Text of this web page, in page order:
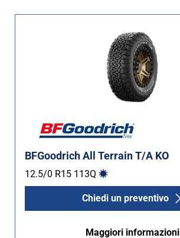
4X4 (1)
Furgone (0)
Camper (0)
Run flat
Runflat (0)
BFGoodrich All Terrain T/A KO
12.5/0 R15 113Q
Chiedi un preventivo
Maggiori informazioni